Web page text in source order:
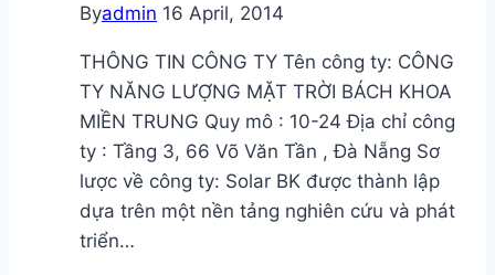
Byadmin 16 April, 2014
THÔNG TIN CÔNG TY Tên công ty: CÔNG
TY NĂNG LƯỢNG MẶT TRỜI BÁCH KHOA
MIỀN TRUNG Quy mô : 10-24 Địa chỉ công
ty : Tầng 3, 66 Võ Văn Tần , Đà Nẵng Sơ
lược về công ty: Solar BK được thành lập
dựa trên một nền tảng nghiên cứu và phát
triển…